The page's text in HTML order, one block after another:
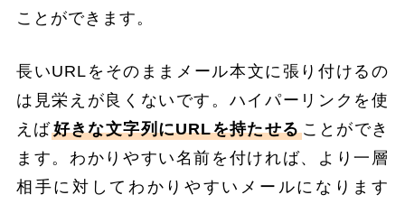
ことができます。
長いURLをそのままメール本文に張り付けるの
は見栄えが良くないです。ハイパーリンクを使
えば好きな文字列にURLを持たせることができ
ます。わかりやすい名前を付ければ、より一層
相手に対してわかりやすいメールになります